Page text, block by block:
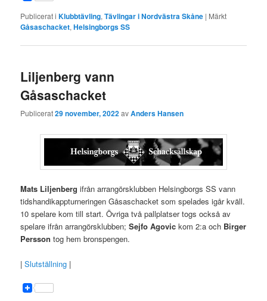
Publicerat i Klubbtävling,Tävlingar i Nordvästra Skåne | Märkt
Gåsaschacket,Helsingborgs SS
Liljenberg vann
Gåsaschacket
Publicerat29 november, 2022avAnders Hansen
Mats Liljenberg ifrån arrangörsklubben Helsingborgs SS vann
tidshandikappturneringen Gåsaschacket som spelades igår kväll.
10 spelare kom till start. Övriga två pallplatser togs också av
spelare ifrån arrangörsklubben;Sejfo Agovic kom 2:a och Birger
Persson tog hem bronspengen.
|Slutställning |